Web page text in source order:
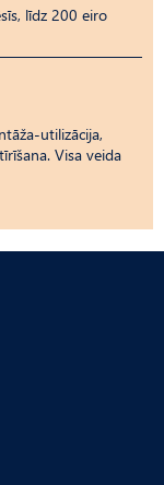
līdz 200 eiro
utilizācija,
Visa veida